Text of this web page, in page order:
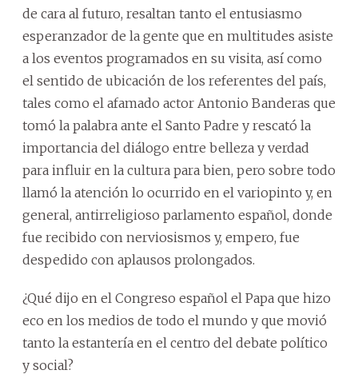
de cara al futuro, resaltan tanto el entusiasmo
esperanzador de la gente que en multitudes asiste
a los eventos programados en su visita, así como
el sentido de ubicación de los referentes del país,
tales como el afamado actor Antonio Banderas que
tomó la palabra ante el Santo Padre y rescató la
importancia del diálogo entre belleza y verdad
para influir en la cultura para bien, pero sobre todo
llamó la atención lo ocurrido en el variopinto y, en
general, antirreligioso parlamento español, donde
fue recibido con nerviosismos y, empero, fue
despedido con aplausos prolongados.
¿Qué dijo en el Congreso español el Papa que hizo
eco en los medios de todo el mundo y que movió
tanto la estantería en el centro del debate político
y social?